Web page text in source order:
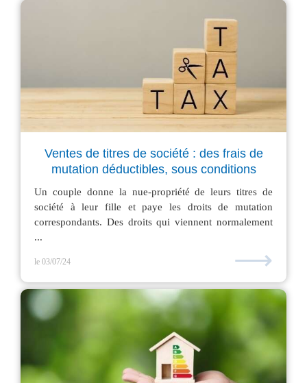
Ventes de titres de société : des frais de
mutation déductibles, sous conditions
Un couple donne la nue-propriété de leurs titres de
société à leur fille et paye les droits de mutation
correspondants. Des droits qui viennent normalement
...
le 03/07/24 ⟶